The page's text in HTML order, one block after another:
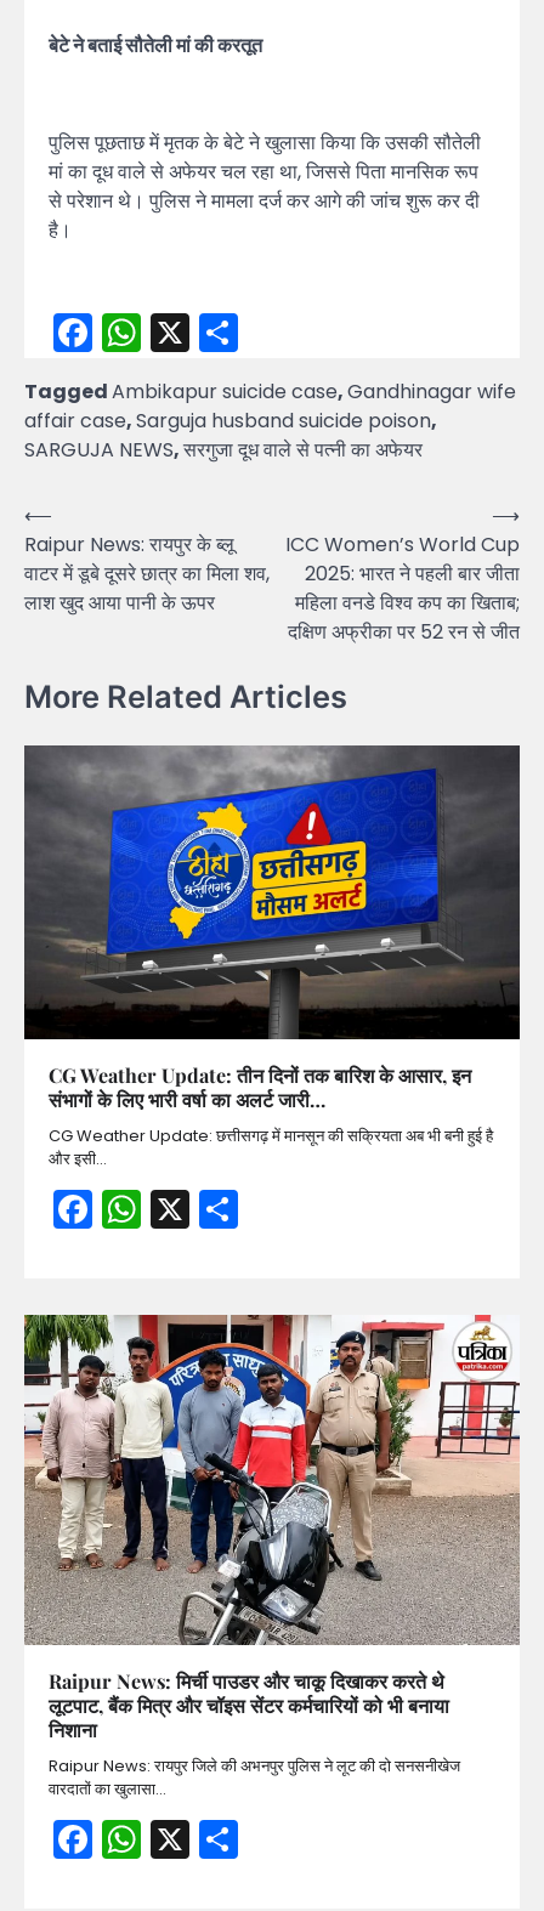
बेटे ने बताई सौतेली मां की करतूत
पुलिस पूछताछ में मृतक के बेटे ने खुलासा किया कि उसकी सौतेली
मां का दूध वाले से अफेयर चल रहा था, जिससे पिता मानसिक रूप
से परेशान थे। पुलिस ने मामला दर्ज कर आगे की जांच शुरू कर दी
है।
Facebook
WhatsApp
X
TaggedAmbikapur suicide case,Gandhinagar wife
affair case,Sarguja husband suicide poison,
SARGUJA NEWS,सरगुजा दूध वाले से पत्नी का अफेयर
Post
navigation
⟵
Raipur News: रायपुर के ब्लू
वाटर में डूबे दूसरे छात्र का मिला शव,
लाश खुद आया पानी के ऊपर
ICC Women’s World Cup
2025: भारत ने पहली बार जीता
महिला वनडे विश्व कप का खिताब;
दक्षिण अफ्रीका पर 52 रन से जीत
⟶
More Related Articles
CG Weather Update: तीन दिनों तक बारिश के आसार, इन
संभागों के लिए भारी वर्षा का अलर्ट जारी…
CG Weather Update: छत्तीसगढ़ में मानसून की सक्रियता अब भी बनी हुई है
और इसी…
Facebook
WhatsApp
X
Raipur News: मिर्ची पाउडर और चाकू दिखाकर करते थे
लूटपाट, बैंक मित्र और चॉइस सेंटर कर्मचारियों को भी बनाया
निशाना
Raipur News: रायपुर जिले की अभनपुर पुलिस ने लूट की दो सनसनीखेज
वारदातों का खुलासा…
Facebook
WhatsApp
X